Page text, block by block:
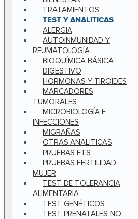
TRATAMIENTOS
TEST Y ANALITICAS
ALERGIA
AUTOINMUNIDAD Y
REUMATOLOGÍA
BIOQUÍMICA BÁSICA
DIGESTIVO
HORMONAS Y TIROIDES
MARCADORES
TUMORALES
MICROBIOLOGÍA E
INFECCIONES
MIGRAÑAS
OTRAS ANALITICAS
PRUEBAS ETS
PRUEBAS FERTILIDAD
MUJER
TEST DE TOLERANCIA
ALIMENTARIA
TEST GENÉTICOS
TEST PRENATALES NO